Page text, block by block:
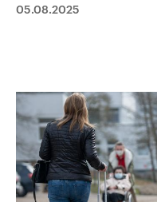
Wahl.
05.08.2025